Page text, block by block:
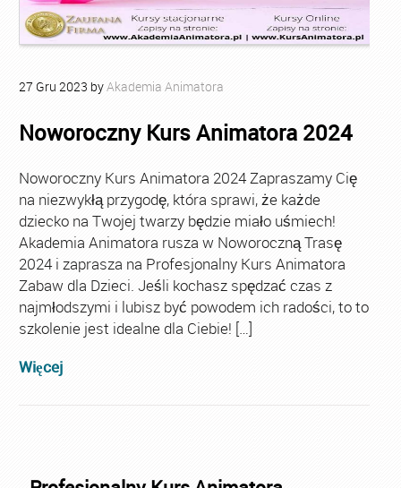
27 Gru 2023 byAkademia Animatora
Noworoczny Kurs Animatora 2024
Noworoczny Kurs Animatora 2024 Zapraszamy Cię
na niezwykłą przygodę, która sprawi, że każde
dziecko na Twojej twarzy będzie miało uśmiech!
Akademia Animatora rusza w Noworoczną Trasę
2024 i zaprasza na Profesjonalny Kurs Animatora
Zabaw dla Dzieci. Jeśli kochasz spędzać czas z
najmłodszymi i lubisz być powodem ich radości, to to
szkolenie jest idealne dla Ciebie! […]
Więcej